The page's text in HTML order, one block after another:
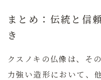
まとめ：伝統と信
き
クスノキの仏像は、そ
力強い造形において、